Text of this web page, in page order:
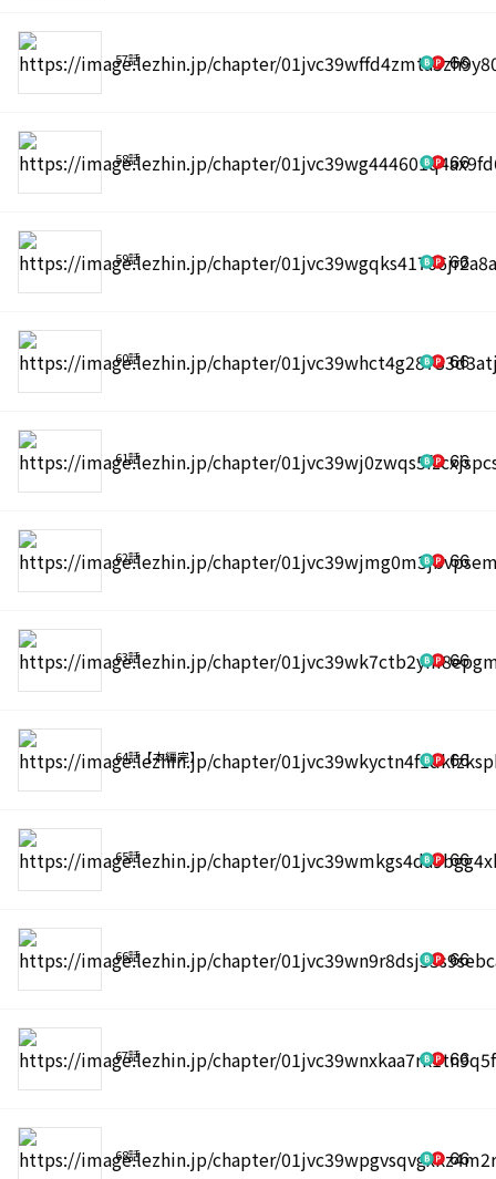
57話 66
58話 66
59話 66
60話 66
61話 66
62話 66
63話 66
64話【本編完】 66
65話 66
66話 66
67話 66
68話 66